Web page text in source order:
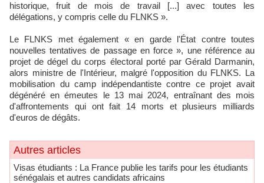
historique, fruit de mois de travail [...] avec toutes les
délégations, y compris celle du FLNKS ».
Le FLNKS met également « en garde l'État contre toutes
nouvelles tentatives de passage en force », une référence au
projet de dégel du corps électoral porté par Gérald Darmanin,
alors ministre de l'Intérieur, malgré l'opposition du FLNKS. La
mobilisation du camp indépendantiste contre ce projet avait
dégénéré en émeutes le 13 mai 2024, entraînant des mois
d'affrontements qui ont fait 14 morts et plusieurs milliards
d'euros de dégâts.
Autres articles
​Visas étudiants : La France publie les tarifs pour les étudiants
sénégalais et autres candidats africains